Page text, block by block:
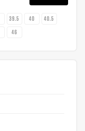
39.5 40
40.5
46